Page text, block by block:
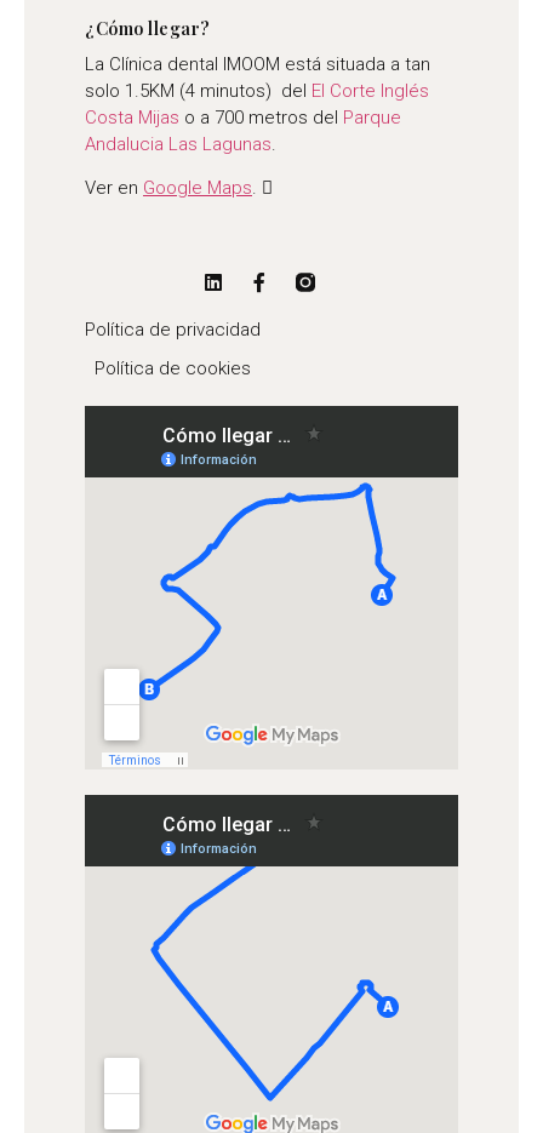
¿Cómo llegar?
La Clínica dental IMOOM está situada a tan
solo 1.5KM (4 minutos) del El Corte Inglés
Costa Mijas o a 700 metros del Parque
Andalucia Las Lagunas.
Ver en Google Maps.
Política de privacidad
Política de cookies